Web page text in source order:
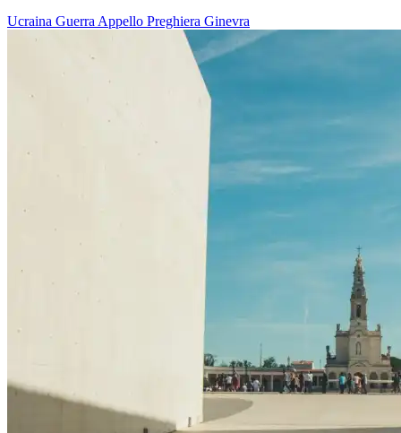
Ucraina GuerraAppello Preghiera Ginevra